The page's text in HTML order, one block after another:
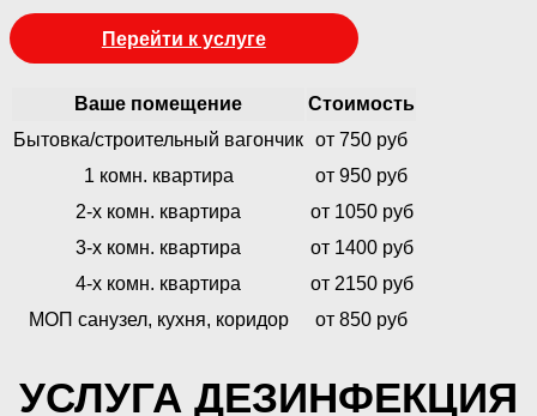
Перейти к услуге
Ваше помещение
Стоимость
Бытовка/строительный вагончик от 750 руб
1 комн. квартира
от 950 руб
2-х комн. квартира
от 1050 руб
3-х комн. квартира
от 1400 руб
4-х комн. квартира
от 2150 руб
МОП санузел, кухня, коридор
от 850 руб
УСЛУГА ДЕЗИНФЕКЦИЯ